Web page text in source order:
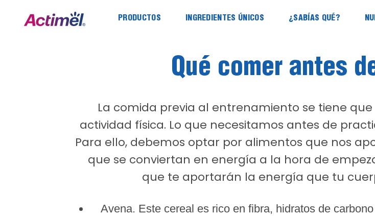
PRODUCTOS INGREDIENTES ÚNICOS ¿SABÍAS QUÉ?
Qué comer antes
La comida previa al entrenamiento se tiene
actividad física. Lo que necesitamos antes de
Para ello, debemos optar por alimentos que nos
que se conviertan en energía a la hora de
que te aportarán la energía que tu
Avena. Este cereal es rico en fibra, hidratos de